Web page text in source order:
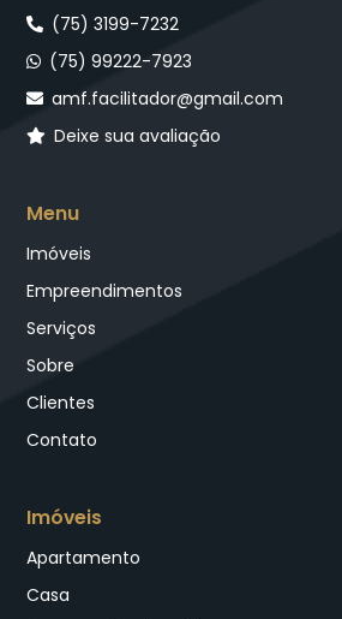
(75) 3199-7232
(75) 99222-7923
amf.facilitador@gmail.com
Deixe sua avaliação
Menu
Imóveis
Empreendimentos
Serviços
Sobre
Clientes
Contato
Imóveis
Apartamento
Casa